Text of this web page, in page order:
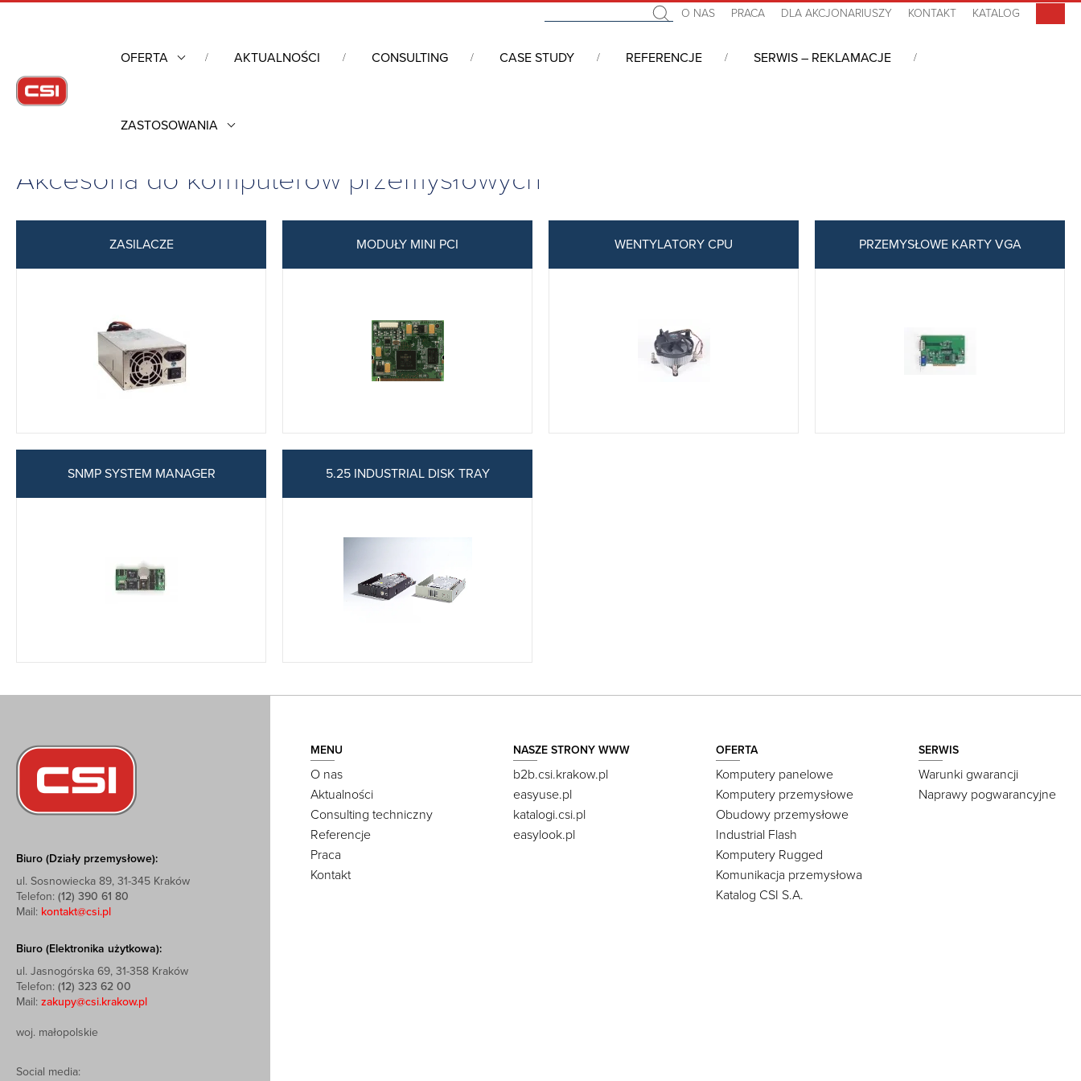
O NAS PRACA DLA AKCJONARIUSZY KONTAKT KATALOG
OFERTA AKTUALNOŚCI CONSULTING CASE STUDY REFERENCJE SERWIS – REKLAMACJE
ZASTOSOWANIA
Komputery przemysłowe
Akcesoria do komputerów przemysłowych
ZASILACZE MODUŁY MINI PCI WENTYLATORY CPU PRZEMYSŁOWE KARTY VGA
SNMP SYSTEM MANAGER 5.25 INDUSTRIAL DISK TRAY
Biuro (Działy przemysłowe):
ul. Sosnowiecka 89, 31-345 Kraków
Telefon: (12) 390 61 80
Mail: kontakt@csi.pl
Biuro (Elektronika użytkowa):
ul. Jasnogórska 69, 31-358 Kraków
Telefon: (12) 323 62 00
Mail: zakupy@csi.krakow.pl
woj. małopolskie
Social media:
MENU
O nas
Aktualności
Consulting techniczny
Referencje
Praca
Kontakt
NASZE STRONY WWW
b2b.csi.krakow.pl
easyuse.pl
katalogi.csi.pl
easylook.pl
OFERTA
Komputery panelowe
Komputery przemysłowe
Obudowy przemysłowe
Industrial Flash
Komputery Rugged
Komunikacja przemysłowa
Katalog CSI S.A.
SERWIS
Warunki gwarancji
Naprawy pogwarancyjne